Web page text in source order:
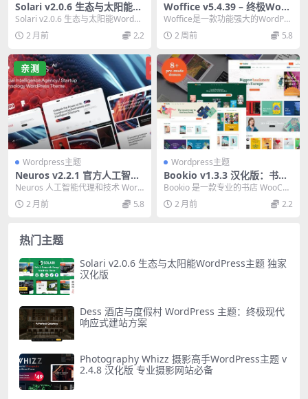
Solari v2.0.6 生态与太阳能W
ordPress主题 独家汉化版
Solari v2.0.6 生态与太阳能WordPr
ess主题，独家汉化版。专为...
2 月前 2.2
Woffice v5.4.39 – 终极Word
Press社区与内网主题中文版
Woffice是一款功能强大的WordPre
ss社区主题，专为构建企业内部网
络和...2 周前 5.8
亲测
Wordpress主题
Neuros v2.2.1 官方人工智能
代理WordPress主题 专业版
Neuros 人工智能代理和技术 Word
Press 主题 v2.2.1 官方版...
2 月前 5.8
Wordpress主题
Bookio v1.3.3 汉化版：书店
WooCommerce WordPress
主题必备
Bookio 是一款专业的书店 WooCo
mmerce WordPress 主题...
2 月前 2.2
热门主题
Solari v2.0.6 生态与太阳能WordPress主题 独家
汉化版
Dess 酒店与度假村 WordPress 主题：终极现代
响应式建站方案
Photography Whizz 摄影高手WordPress主题 v
2.4.8 汉化版 专业摄影网站必备